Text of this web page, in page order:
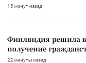
15 минут назад
Финляндия решила
получение
22 минуты назад